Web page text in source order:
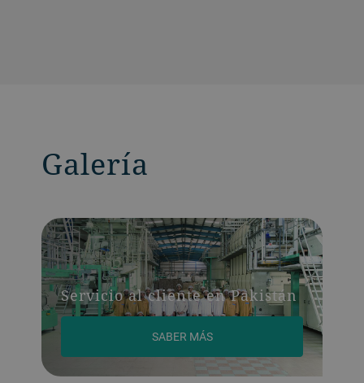
Galería
Servicio al cliente en Pakistán
SABER MÁS